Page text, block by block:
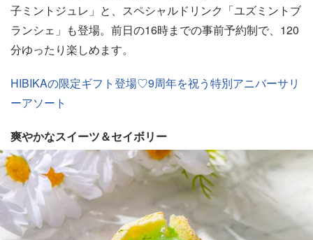
子ミントジュレ」と、スペシャルドリンク「ユズミントブ
ランシェ」も登場。前日の16時までの事前予約制で、120
分ゆったり楽しめます。
HIBIKAの限定ギフト登場♡9周年を祝う特別アニバーサリ
ーアソート
爽やかなスイーツ＆セイボリー